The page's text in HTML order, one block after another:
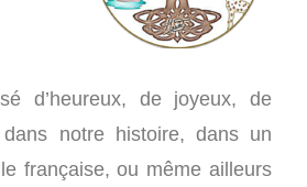
d’heureux, de joyeux, de
notre histoire, dans un
française, ou même ailleurs